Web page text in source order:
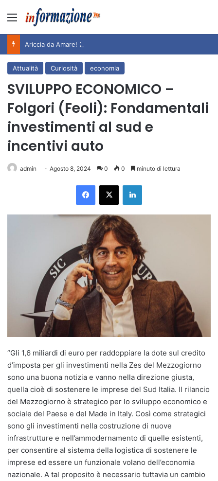
Menu
Attualità Curiosità economia
SVILUPPO ECONOMICO –
Folgori (Feoli): Fondamentali
investimenti al sud e
incentivi auto
admin Agosto 8, 2024 0 0 minuto di lettura
Facebook
X LinkedIn
“Gli 1,6 miliardi di euro per raddoppiare la dote sul credito
d’imposta per gli investimenti nella Zes del Mezzogiorno
sono una buona notizia e vanno nella direzione giusta,
quella cioè di sostenere le imprese del Sud Italia. Il rilancio
del Mezzogiorno è strategico per lo sviluppo economico e
sociale del Paese e del Made in Italy. Così come strategici
sono gli investimenti nella costruzione di nuove
infrastrutture e nell’ammodernamento di quelle esistenti,
per consentire al sistema della logistica di sostenere le
imprese ed essere un funzionale volano dell’economia
nazionale. A tal proposito è necessario tuttavia un cambio